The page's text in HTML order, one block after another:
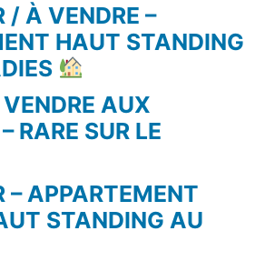
/ À VENDRE –
HAUT STANDING
AUX
RARE SUR LE
– APPARTEMENT
STANDING AU